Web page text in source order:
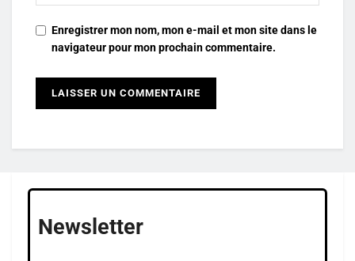
Enregistrer mon nom, mon e-mail et mon site dans le
navigateur pour mon prochain commentaire.
Newsletter